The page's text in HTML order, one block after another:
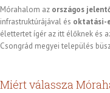
Mórahalom az országos
infrastruktúrájával és oktatási-
élettertet ígér az itt élőknek és
Csongrád megyei település
Miért válassza